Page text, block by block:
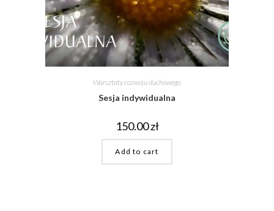
Warsztaty rozwoju duchowego
Sesja indywidualna
150.00zł
Add to cart